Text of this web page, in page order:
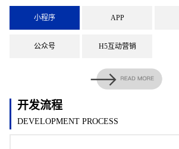
小程序 APP
公众号 H5互动营销
开发流程
DEVELOPMENT PROCESS